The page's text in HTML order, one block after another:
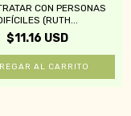
CON PERSONAS
(RUTH...
$11.16 USD